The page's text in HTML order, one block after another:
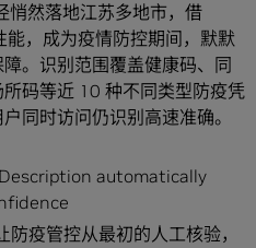
悄然落地江苏多地市，借
能，成为疫情防控期间，默默
。识别范围覆盖健康码、同
码等近 10 种不同类型防疫凭
同时访问仍识别高速准确。
疫管控从最初的人工核验，